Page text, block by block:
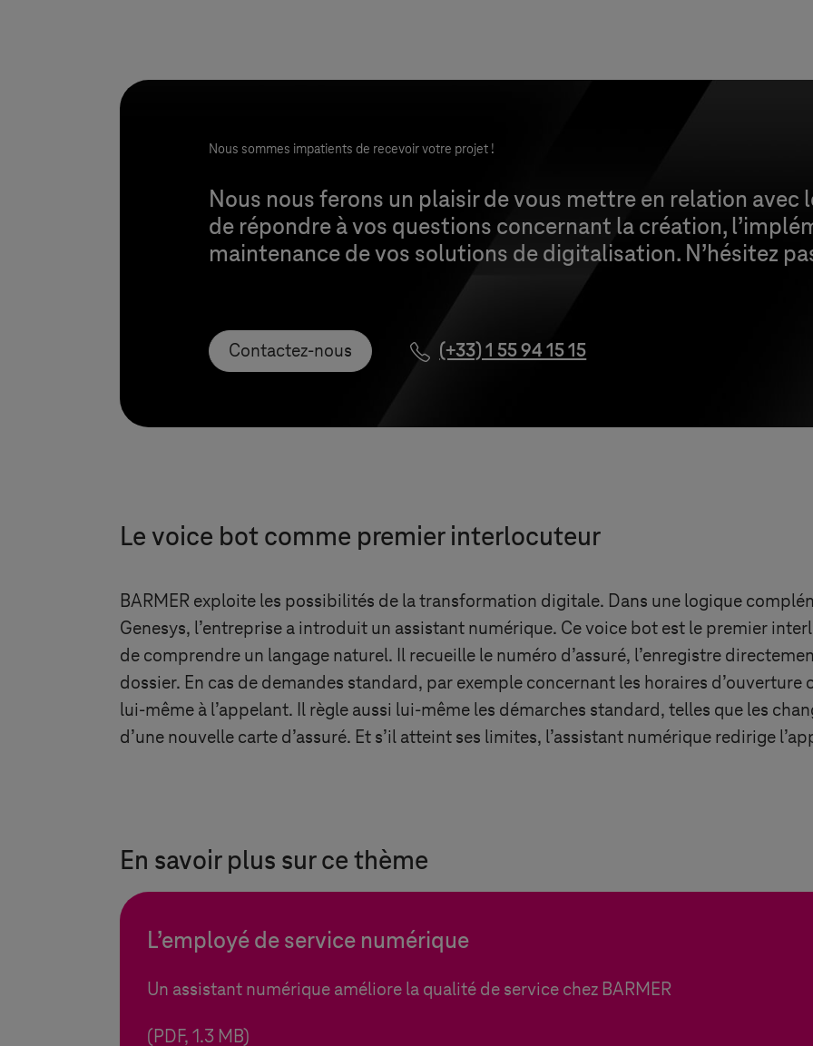
Nous sommes impatients de recevoir votre projet !
Nous nous ferons un plaisir de vous mettre en relation avec
de répondre à vos questions concernant la création,
maintenance de vos solutions de digitalisation. N’hésitez
Contactez-nous (+33) 1 55 94 15 15
Le voice bot comme premier interlocuteur
BARMER exploite les possibilités de la transformation digitale. Dans une logique
Genesys, l’entreprise a introduit un assistant numérique. Ce voice bot est le premier
de comprendre un langage naturel. Il recueille le numéro d’assuré, l’enregistre
dossier. En cas de demandes standard, par exemple concernant les horaires d’ouverture
lui-même à l’appelant. Il règle aussi lui-même les démarches standard, telles que les
d’une nouvelle carte d’assuré. Et s’il atteint ses limites, l’assistant numérique redirige
En savoir plus sur ce thème
L’employé de service numérique
Un assistant numérique améliore la qualité de service chez BARMER
(PDF, 1.3 MB)